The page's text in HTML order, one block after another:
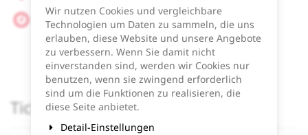
Fr, 19. Juni 2026
Beginn: 09:00Uhr
Ende:10:00Uhr
Zum Kalender hinzufügen
Produkte
Tickets
Wir nutzen Cookies und vergleichbare
Technologien um Daten zu sammeln, die uns
erlauben, diese Website und unsere Angebote
zu verbessern. Wenn Sie damit nicht
einverstanden sind, werden wir Cookies nur
benutzen, wenn sie zwingend erforderlich
sind um die Funktionen zu realisieren, die
diese Seite anbietet.
Detail-Einstellungen